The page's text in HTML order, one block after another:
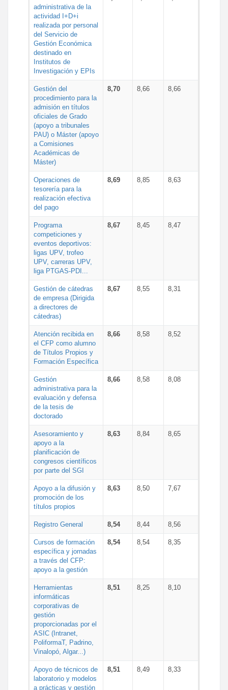
administrativa de la
actividad I+D+i
realizada por personal
del Servicio de
Gestión Económica
destinado en
Institutos de
Investigación y EPIs
Gestión del
procedimiento para la
admisión en títulos
oficiales de Grado
(apoyo a tribunales
PAU) o Máster (apoyo
a Comisiones
Académicas de
Máster)
8,70 8,66 8,66
Operaciones de
tesorería para la
realización efectiva
del pago
8,69 8,85 8,63
Programa
competiciones y
eventos deportivos:
ligas UPV, trofeo
UPV, carreras UPV,
liga PTGAS-PDI...
8,67 8,45 8,47
Gestión de cátedras
de empresa (Dirigida
a directores de
cátedras)
8,67 8,55 8,31
Atención recibida en
el CFP como alumno
de Títulos Propios y
Formación Específica
8,66 8,58 8,52
Gestión
administrativa para la
evaluación y defensa
de la tesis de
doctorado
8,66 8,58 8,08
Asesoramiento y
apoyo a la
planificación de
congresos científicos
por parte del SGI
8,63 8,84 8,65
Apoyo a la difusión y
promoción de los
títulos propios
8,63 8,50 7,67
Registro General 8,54 8,44 8,56
Cursos de formación
específica y jornadas
a través del CFP:
apoyo a la gestión
8,54 8,54 8,35
Herramientas
informáticas
corporativas de
gestión
proporcionadas por el
ASIC (Intranet,
PoliformaT, Padrino,
Vinalopó, Algar...)
8,51 8,25 8,10
Apoyo de técnicos de
laboratorio y modelos
a prácticas y gestión
8,51 8,49 8,33